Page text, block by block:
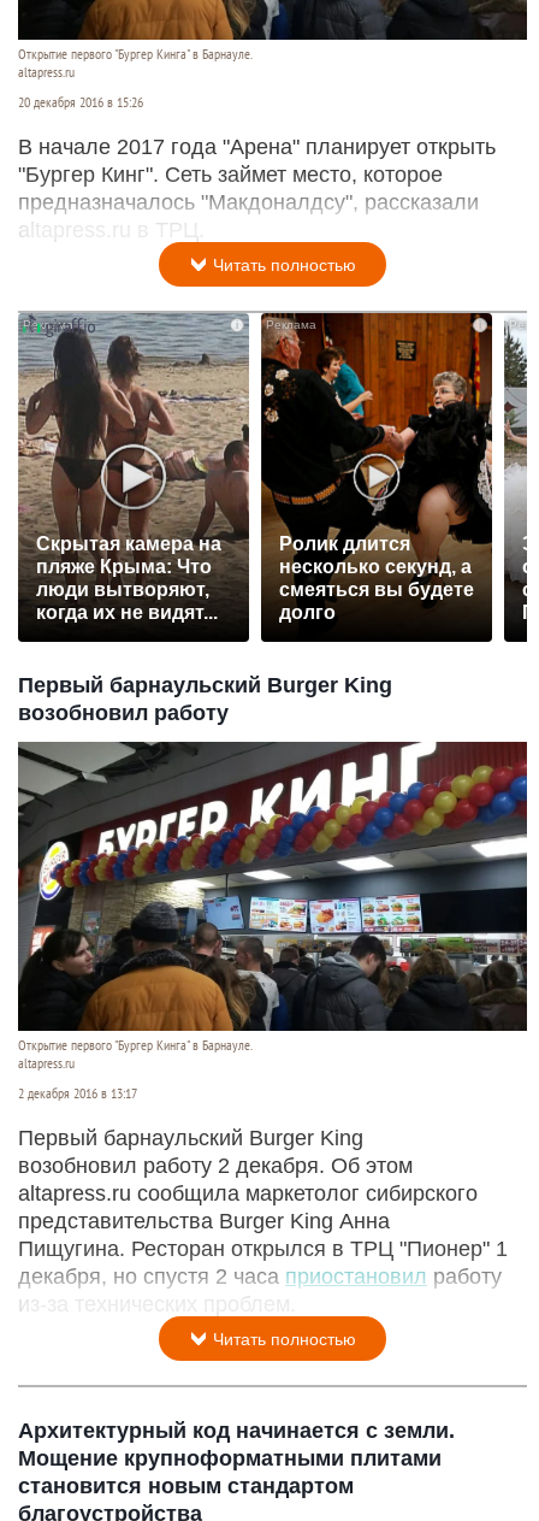
Открытие первого "Бургер Кинга" в Барнауле.
altapress.ru
20 декабря 2016 в 15:26
В начале 2017 года "Арена" планирует открыть
"Бургер Кинг". Сеть займет место, которое
предназначалось "Макдоналдсу", рассказали
altapress.ru в ТРЦ.
Читать полностью
i
Скрытая камера на
пляже Крыма: Что
люди вытворяют,
когда их не видят...
Ролик длится
несколько секунд, а
смеяться вы будете
долго
Первый барнаульский Burger King
возобновил работу
Открытие первого "Бургер Кинга" в Барнауле.
altapress.ru
2 декабря 2016 в 13:17
Первый барнаульский Burger King
возобновил работу 2 декабря. Об этом
altapress.ru сообщила маркетолог сибирского
представительства Burger King Анна
Пищугина. Ресторан открылся в ТРЦ "Пионер" 1
декабря, но спустя 2 часа приостановил работу
из-за технических проблем.
Читать полностью
Архитектурный код начинается с земли.
Мощение крупноформатными плитами
становится новым стандартом
благоустройства